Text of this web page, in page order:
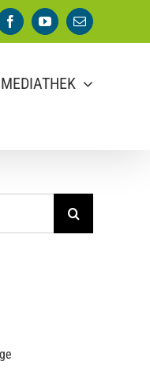
FacebookYouTube
E-
Mail
MEDIATHEK